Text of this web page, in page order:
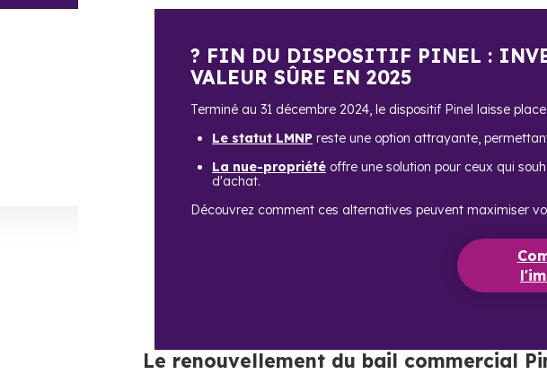
? FIN DU DISPOSITIF PINEL :
VALEUR SÛRE EN 2025
Terminé au 31 décembre 2024, le dispositif Pinel laisse
Le statut LMNP reste une option attrayante,
La nue-propriété offre une solution pour ceux qui
d'achat.
Découvrez comment ces alternatives peuvent maximiser
Le renouvellement du bail commercial